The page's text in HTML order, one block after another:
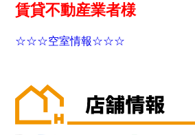
賃貸不動産業者様
☆☆☆空室情報☆☆☆